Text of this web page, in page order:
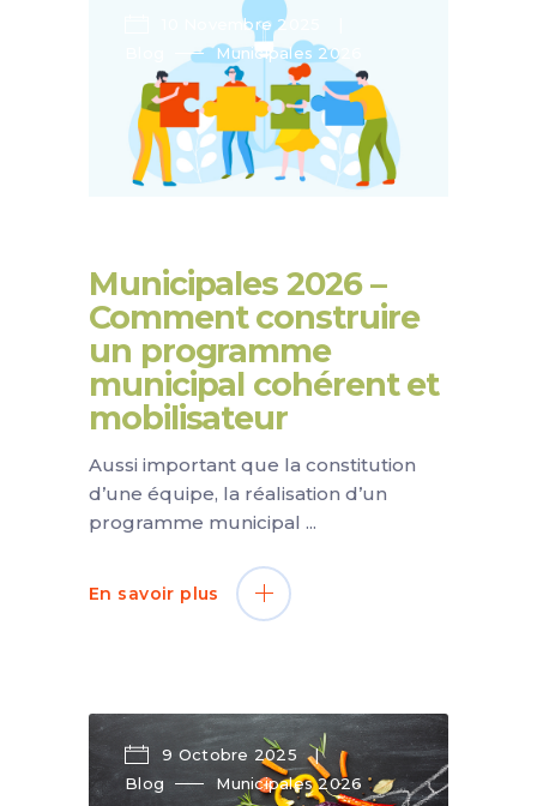
10 Novembre 2025
Municipales 2026
Municipales 2026 –
Comment construire
un programme
municipal cohérent et
mobilisateur
Aussi important que la constitution
d’une équipe, la réalisation d’un
programme municipal
En savoir plus
9 Octobre 2025
Blog
Municipales 2026